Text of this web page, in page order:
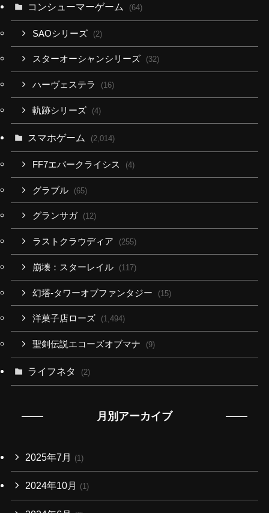
コンシューマーゲーム (64)
SAOシリーズ (2)
スターオーシャンシリーズ (32)
ハーヴェステラ (16)
軌跡シリーズ (4)
スマホゲーム (2,014)
FF7エバークライシス (4)
グラブル (65)
グランサガ (12)
ラストクラウディア (255)
崩壊：スターレイル (117)
幻塔-タワーオブファンタジー (15)
洋菓子店ローズ (1,494)
聖剣伝説エコーズオブマナ (9)
ライフネタ (2)
月別アーカイブ
2025年7月 (1)
2024年10月 (1)